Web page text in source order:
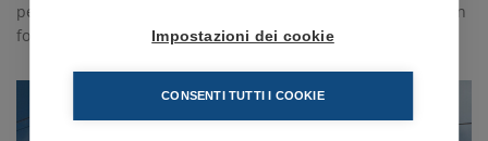
per investimenti pubblicitari effettuati sulla stampa, anche in
formato digitale
Impostazioni dei cookie
CONSENTI TUTTI I COOKIE